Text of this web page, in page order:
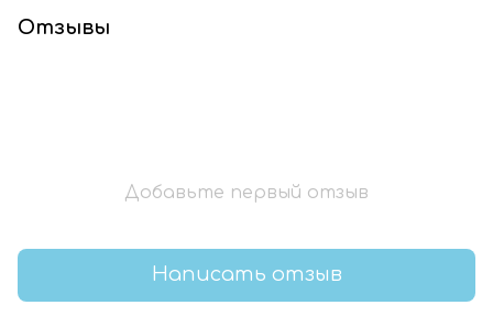
Отзывы
Добавьте первый отзыв
Написать отзыв